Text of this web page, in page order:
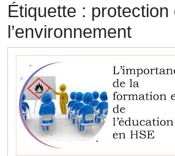
Étiquette : protection
l’environnement